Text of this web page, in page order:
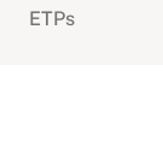
MISES À
Simulateur
ETPs